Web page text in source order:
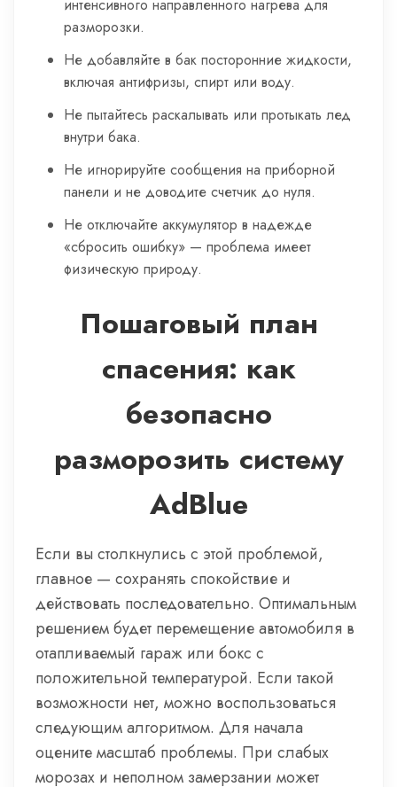
интенсивного направленного нагрева для
разморозки.
Не добавляйте в бак посторонние жидкости,
включая антифризы, спирт или воду.
Не пытайтесь раскалывать или протыкать лед
внутри бака.
Не игнорируйте сообщения на приборной
панели и не доводите счетчик до нуля.
Не отключайте аккумулятор в надежде
«сбросить ошибку» — проблема имеет
физическую природу.
Пошаговый план
спасения: как
безопасно
разморозить систему
AdBlue
Если вы столкнулись с этой проблемой,
главное — сохранять спокойствие и
действовать последовательно. Оптимальным
решением будет перемещение автомобиля в
отапливаемый гараж или бокс с
положительной температурой. Если такой
возможности нет, можно воспользоваться
следующим алгоритмом. Для начала
оцените масштаб проблемы. При слабых
морозах и неполном замерзании может